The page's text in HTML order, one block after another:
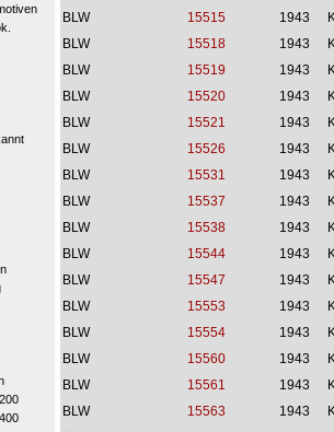
BLW
15515 1943
BLW
15518 1943
BLW
15519 1943
BLW
15520 1943
BLW
15521 1943
BLW
15526 1943
BLW
15531 1943
BLW
15537 1943
BLW
15538 1943
BLW
15544 1943
BLW
15547 1943
BLW
15553 1943
BLW
15554 1943
BLW
15560 1943
BLW
15561 1943
BLW
15563 1943